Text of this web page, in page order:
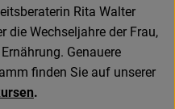
Rita Walter
die Wechseljahre der Frau,
Genauere
finden Sie auf unserer
.